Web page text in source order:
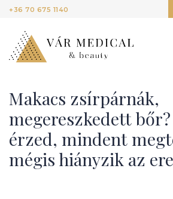
+36 70 675 1140
Makacs zsírpárnák,
megereszkedett
érzed, mindent
mégis hiányzik az